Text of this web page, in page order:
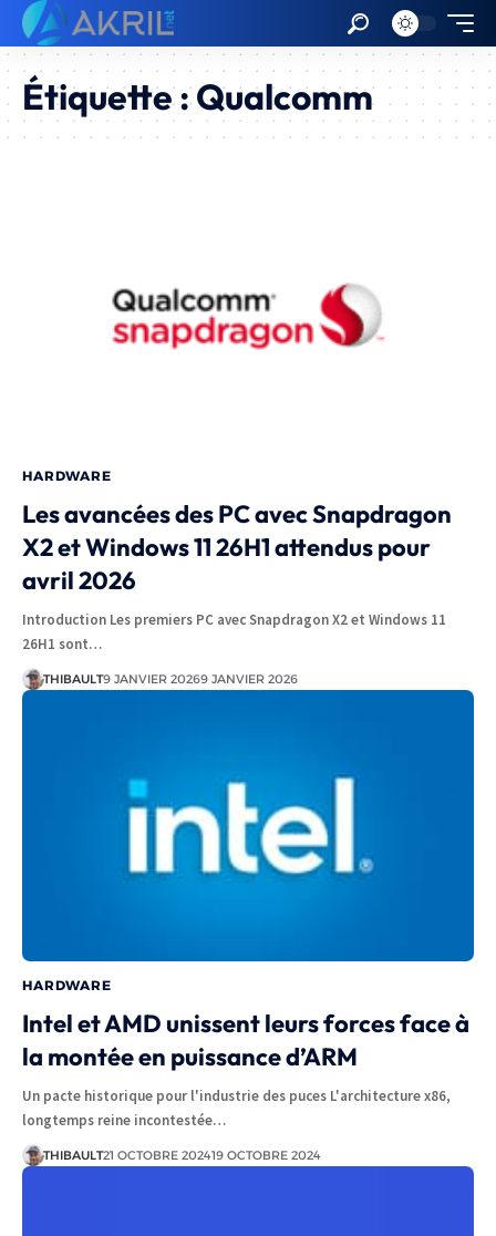
Étiquette :Qualcomm
HARDWARE
Les avancées des PC avec Snapdragon
X2 et Windows 11 26H1 attendus pour
avril 2026
Introduction Les premiers PC avec Snapdragon X2 et Windows 11
26H1 sont…
THIBAULT9 JANVIER 20269 JANVIER 2026
HARDWARE
Intel et AMD unissent leurs forces face à
la montée en puissance d’ARM
Un pacte historique pour l'industrie des puces L'architecture x86,
longtemps reine incontestée…
THIBAULT21 OCTOBRE 202419 OCTOBRE 2024